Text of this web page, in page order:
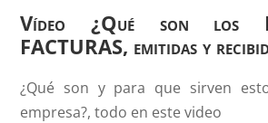
Vídeo ¿Qué son los
FACTURAS, emitidas y
¿Qué son y para que sirven
empresa?, todo en este video